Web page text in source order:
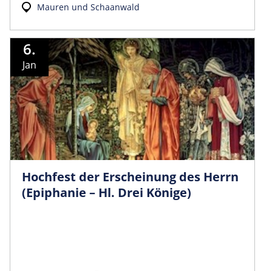
Mauren und Schaanwald
6.
Jan
Hochfest der Erscheinung des Herrn
(Epiphanie – Hl. Drei Könige)